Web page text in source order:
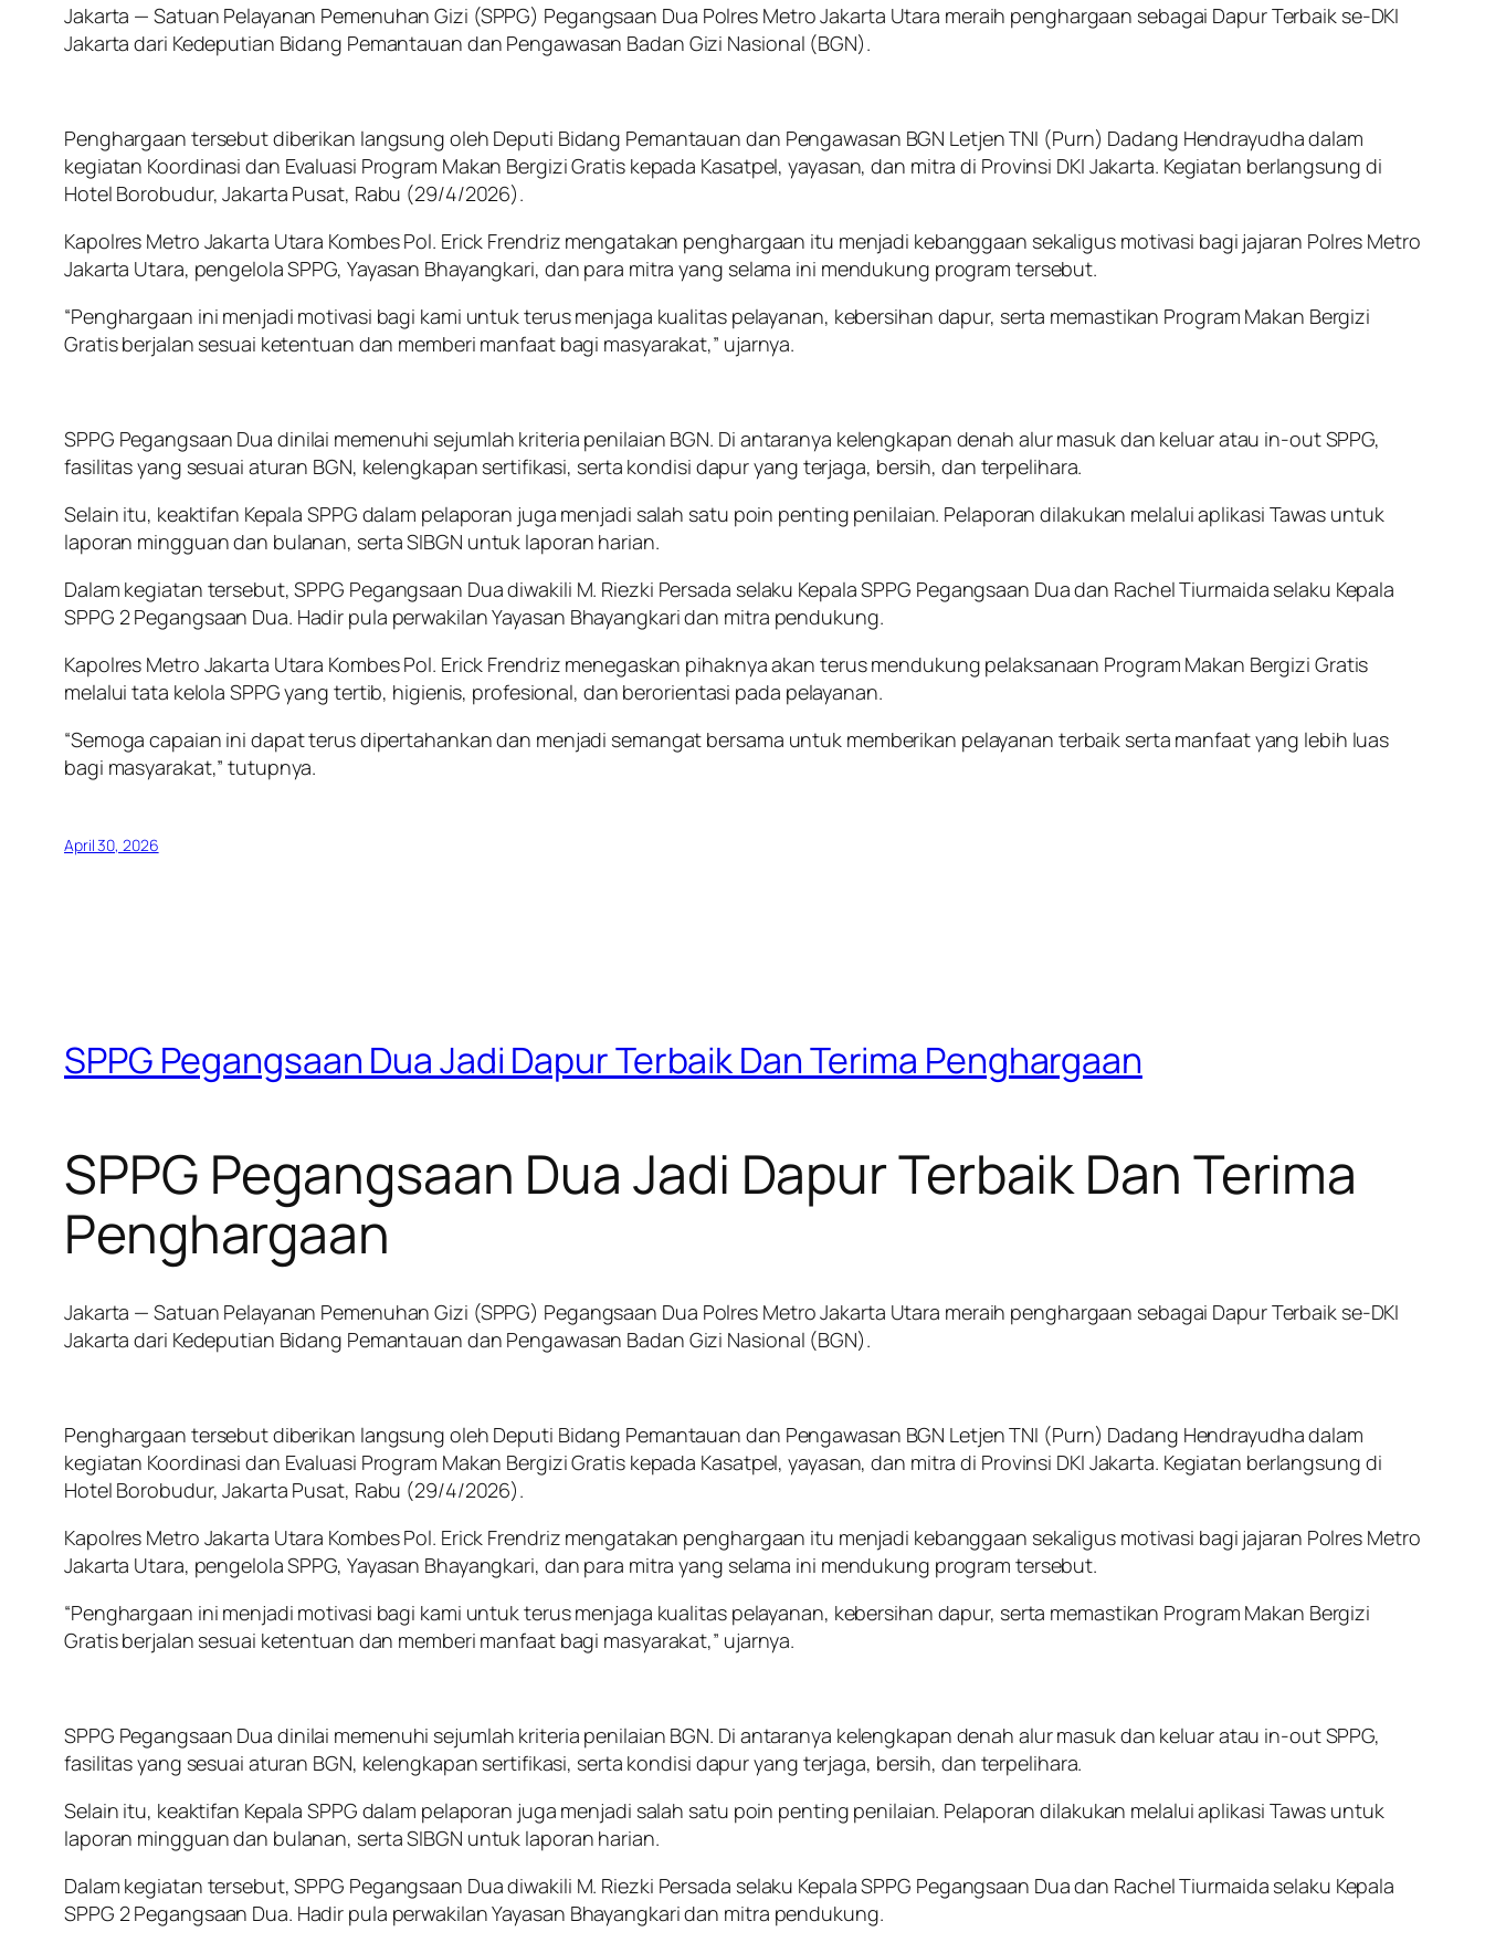
Jakarta — Satuan Pelayanan Pemenuhan Gizi (SPPG) Pegangsaan Dua Polres Metro Jakarta Utara meraih penghargaan sebagai Dapur Terbaik se-DKI
Jakarta dari Kedeputian Bidang Pemantauan dan Pengawasan Badan Gizi Nasional (BGN).
Penghargaan tersebut diberikan langsung oleh Deputi Bidang Pemantauan dan Pengawasan BGN Letjen TNI (Purn) Dadang Hendrayudha dalam
kegiatan Koordinasi dan Evaluasi Program Makan Bergizi Gratis kepada Kasatpel, yayasan, dan mitra di Provinsi DKI Jakarta. Kegiatan berlangsung di
Hotel Borobudur, Jakarta Pusat, Rabu (29/4/2026).
Kapolres Metro Jakarta Utara Kombes Pol. Erick Frendriz mengatakan penghargaan itu menjadi kebanggaan sekaligus motivasi bagi jajaran Polres Metro
Jakarta Utara, pengelola SPPG, Yayasan Bhayangkari, dan para mitra yang selama ini mendukung program tersebut.
“Penghargaan ini menjadi motivasi bagi kami untuk terus menjaga kualitas pelayanan, kebersihan dapur, serta memastikan Program Makan Bergizi
Gratis berjalan sesuai ketentuan dan memberi manfaat bagi masyarakat,” ujarnya.
SPPG Pegangsaan Dua dinilai memenuhi sejumlah kriteria penilaian BGN. Di antaranya kelengkapan denah alur masuk dan keluar atau in-out SPPG,
fasilitas yang sesuai aturan BGN, kelengkapan sertifikasi, serta kondisi dapur yang terjaga, bersih, dan terpelihara.
Selain itu, keaktifan Kepala SPPG dalam pelaporan juga menjadi salah satu poin penting penilaian. Pelaporan dilakukan melalui aplikasi Tawas untuk
laporan mingguan dan bulanan, serta SIBGN untuk laporan harian.
Dalam kegiatan tersebut, SPPG Pegangsaan Dua diwakili M. Riezki Persada selaku Kepala SPPG Pegangsaan Dua dan Rachel Tiurmaida selaku Kepala
SPPG 2 Pegangsaan Dua. Hadir pula perwakilan Yayasan Bhayangkari dan mitra pendukung.
Kapolres Metro Jakarta Utara Kombes Pol. Erick Frendriz menegaskan pihaknya akan terus mendukung pelaksanaan Program Makan Bergizi Gratis
melalui tata kelola SPPG yang tertib, higienis, profesional, dan berorientasi pada pelayanan.
“Semoga capaian ini dapat terus dipertahankan dan menjadi semangat bersama untuk memberikan pelayanan terbaik serta manfaat yang lebih luas
bagi masyarakat,” tutupnya.
April 30, 2026
SPPG Pegangsaan Dua Jadi Dapur Terbaik Dan Terima Penghargaan
SPPG Pegangsaan Dua Jadi Dapur Terbaik Dan Terima
Penghargaan
Jakarta — Satuan Pelayanan Pemenuhan Gizi (SPPG) Pegangsaan Dua Polres Metro Jakarta Utara meraih penghargaan sebagai Dapur Terbaik se-DKI
Jakarta dari Kedeputian Bidang Pemantauan dan Pengawasan Badan Gizi Nasional (BGN).
Penghargaan tersebut diberikan langsung oleh Deputi Bidang Pemantauan dan Pengawasan BGN Letjen TNI (Purn) Dadang Hendrayudha dalam
kegiatan Koordinasi dan Evaluasi Program Makan Bergizi Gratis kepada Kasatpel, yayasan, dan mitra di Provinsi DKI Jakarta. Kegiatan berlangsung di
Hotel Borobudur, Jakarta Pusat, Rabu (29/4/2026).
Kapolres Metro Jakarta Utara Kombes Pol. Erick Frendriz mengatakan penghargaan itu menjadi kebanggaan sekaligus motivasi bagi jajaran Polres Metro
Jakarta Utara, pengelola SPPG, Yayasan Bhayangkari, dan para mitra yang selama ini mendukung program tersebut.
“Penghargaan ini menjadi motivasi bagi kami untuk terus menjaga kualitas pelayanan, kebersihan dapur, serta memastikan Program Makan Bergizi
Gratis berjalan sesuai ketentuan dan memberi manfaat bagi masyarakat,” ujarnya.
SPPG Pegangsaan Dua dinilai memenuhi sejumlah kriteria penilaian BGN. Di antaranya kelengkapan denah alur masuk dan keluar atau in-out SPPG,
fasilitas yang sesuai aturan BGN, kelengkapan sertifikasi, serta kondisi dapur yang terjaga, bersih, dan terpelihara.
Selain itu, keaktifan Kepala SPPG dalam pelaporan juga menjadi salah satu poin penting penilaian. Pelaporan dilakukan melalui aplikasi Tawas untuk
laporan mingguan dan bulanan, serta SIBGN untuk laporan harian.
Dalam kegiatan tersebut, SPPG Pegangsaan Dua diwakili M. Riezki Persada selaku Kepala SPPG Pegangsaan Dua dan Rachel Tiurmaida selaku Kepala
SPPG 2 Pegangsaan Dua. Hadir pula perwakilan Yayasan Bhayangkari dan mitra pendukung.